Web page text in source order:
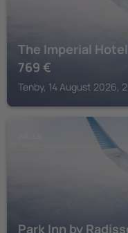
The Imperial Hotel
769 €
Tenby, 14 August 2026,
Park Inn by